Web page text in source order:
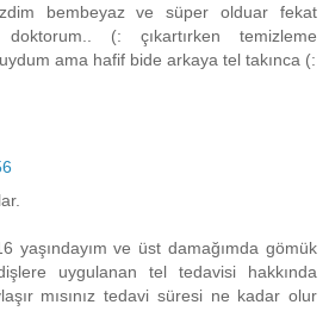
bembeyaz ve süper olduar fekat
doktorum.. (: çıkartırken temizleme
ama hafif bide arkaya tel takınca (:
yaşındayım ve üst damağımda gömük
uygulanan tel tedavisi hakkında
mısınız tedavi süresi ne kadar olur